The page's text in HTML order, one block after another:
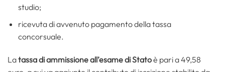
studio;
ricevuta di avvenuto pagamento della tassa
concorsuale.
Latassa di ammissione all’esame di Statoè pari a 49,58